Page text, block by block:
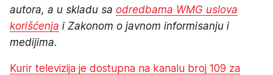
autora, a u skladu sa odredbama WMG uslova
korišćenja i Zakonom o javnom informisanju i
medijima.
Kurir televizija je dostupna na kanalu broj 109 za